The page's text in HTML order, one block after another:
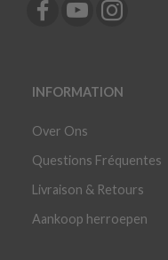
INFORMATION
Over Ons
Questions Fréquentes
Livraison & Retours
Aankoop herroepen